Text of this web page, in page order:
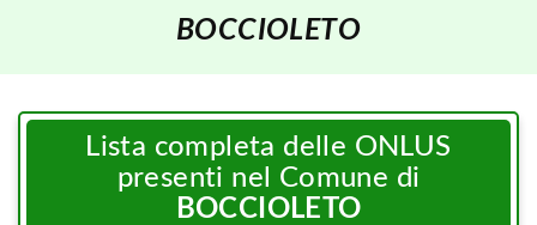
BOCCIOLETO
Lista completa delle ONLUS
presenti nel Comune di
BOCCIOLETO